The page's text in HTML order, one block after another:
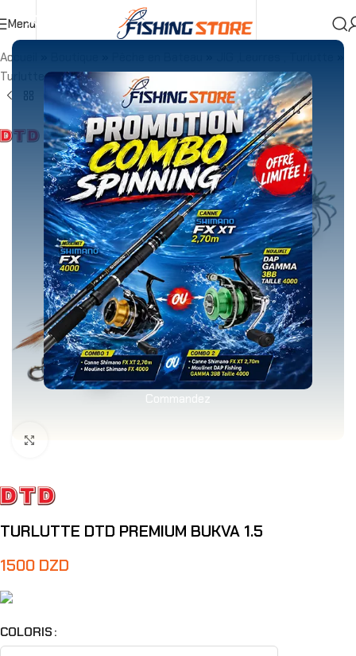
Commandez
Menu
Accueil
Turlutte »TURLUTTE DTD PREMIUM BUKVA 1.5
TURLUTTE DTD PREMIUM BUKVA 1.5
1500 DZD
COLORIS